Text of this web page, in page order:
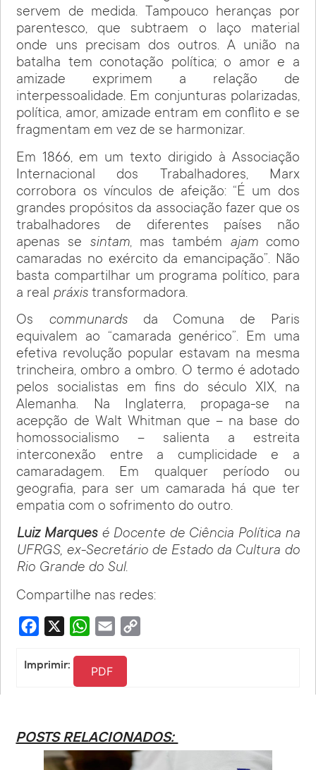
servem de medida. Tampouco heranças por
parentesco, que subtraem o laço material
onde uns precisam dos outros. A união na
batalha tem conotação política; o amor e a
amizade exprimem a relação de
interpessoalidade. Em conjunturas polarizadas,
política, amor, amizade entram em conflito e se
fragmentam em vez de se harmonizar.
Em 1866, em um texto dirigido à Associação
Internacional dos Trabalhadores, Marx
corrobora os vínculos de afeição: “É um dos
grandes propósitos da associação fazer que os
trabalhadores de diferentes países não
apenas se sintam, mas também ajam como
camaradas no exército da emancipação”. Não
basta compartilhar um programa político, para
a real práxis transformadora.
Os communards da Comuna de Paris
equivalem ao “camarada genérico”. Em uma
efetiva revolução popular estavam na mesma
trincheira, ombro a ombro. O termo é adotado
pelos socialistas em fins do século XIX, na
Alemanha. Na Inglaterra, propaga-se na
acepção de Walt Whitman que – na base do
homossocialismo – salienta a estreita
interconexão entre a cumplicidade e a
camaradagem. Em qualquer período ou
geografia, para ser um camarada há que ter
empatia com o sofrimento do outro.
Luiz Marques é Docente de Ciência Política na
UFRGS, ex-Secretário de Estado da Cultura do
Rio Grande do Sul.
Compartilhe nas redes:
Facebook WhatsApp
Email
Imprimir: PDF
POSTS RELACIONADOS: